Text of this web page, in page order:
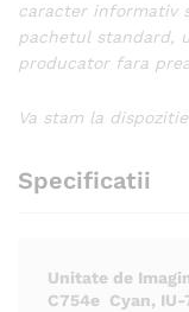
caracter informativ
pachetul standard,
producator fara
Va stam la
Specificatii
Unitate de
C754e Cyan, IU-